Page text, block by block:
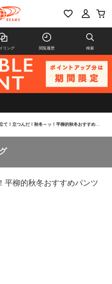
リング 閲覧履歴 検索
て！立つんだ！秋冬～ッ！平柳的秋冬おすすめパンツ
平柳的秋冬おすすめパンツ